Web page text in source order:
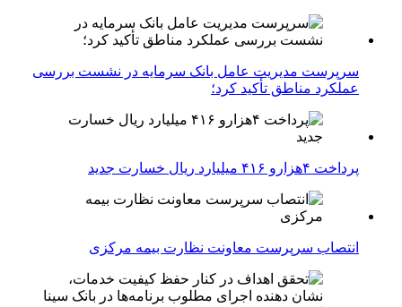
سرپرست مدیریت عامل بانک سرمایه در نشست بررسی
عملکرد مناطق تأکید کرد؛
پرداخت ۴هزارو ۴۱۶ میلیارد ریال خسارت جدید
انتصاب سرپرست معاونت نظارت بیمه مرکزی